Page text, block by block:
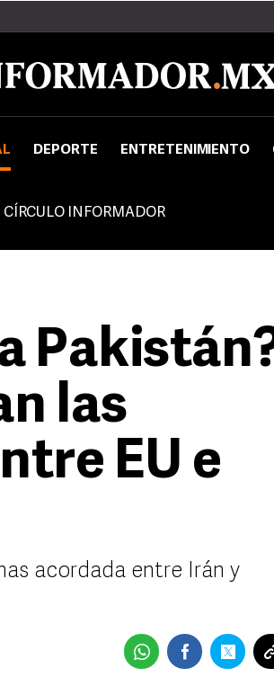
DEPORTE ENTRETENIMIENTO
CÍRCULO INFORMADOR
las
EU e
acordada entre Irán y